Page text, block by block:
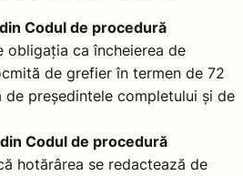
Codul de procedură
obligația ca încheierea de
de grefier în termen de 72
de președintele completului și de
Codul de procedură
hotărârea se redactează de